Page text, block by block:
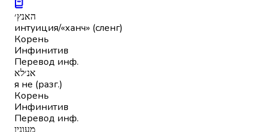
האנץ׳
интуиция/«ханч» (сленг)
Корень
Инфинитив
Перевод инф.
אנ׳לא
я не (разг.)
Корень
Инфинитив
Перевод инф.